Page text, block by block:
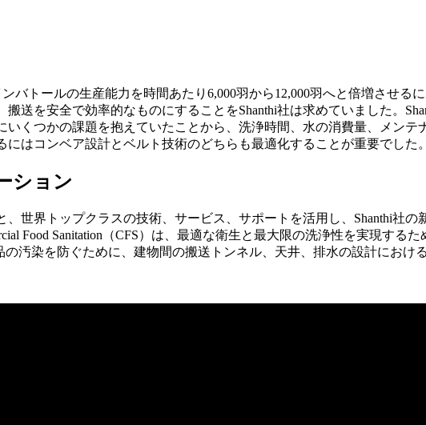
バトールの生産能力を時間あたり6,000羽から12,000羽へと倍増させ
送を安全で効率的なものにすることをShanthi社は求めていました。
くつかの課題を抱えていたことから、洗浄時間、水の消費量、メン
はコンベア設計とベルト技術のどちらも最適化することが重要でした。
ション
世界トップクラスの技術、サービス、サポートを活用し、Shanthi社
Food Sanitation（CFS）は、最適な衛生と最大限の洗浄性を実現する
汚染を防ぐために、建物間の搬送トンネル、天井、排水の設計におけ